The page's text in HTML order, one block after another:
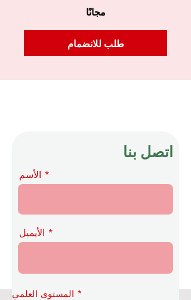
مجانًا
طلب للانضمام
اتصل بنا
الأسم
الأيميل
المستوى العلمي *